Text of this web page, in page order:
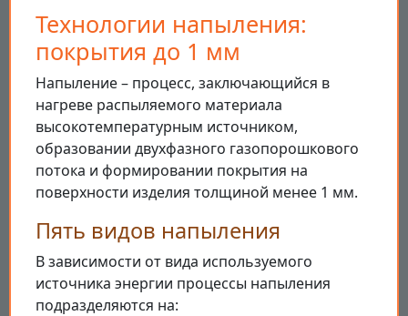
Технологии напыления:
покрытия до 1 мм
Напыление – процесс, заключающийся в
нагреве распыляемого материала
высокотемпературным источником,
образовании двухфазного газопорошкового
потока и формировании покрытия на
поверхности изделия толщиной менее 1 мм.
Пять видов напыления
В зависимости от вида используемого
источника энергии процессы напыления
подразделяются на: